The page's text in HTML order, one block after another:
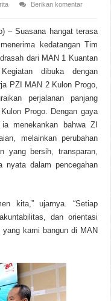
Berikan komentar
– Suasana hangat terasa
kedatangan Tim
dari MAN 1 Kuantan
dibuka dengan
PZI MAN 2 Kulon Progo,
perjalanan panjang
Progo. Dengan gaya
menekankan bahwa ZI
melainkan perubahan
yang bersih, transparan,
nyata dalam pencegahan
kita,” ujarnya. “Setiap
dan orientasi
kami bangun di MAN